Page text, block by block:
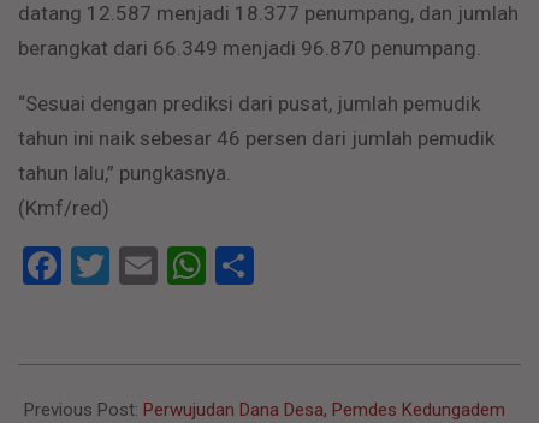
datang 12.587 menjadi 18.377 penumpang, dan jumlah
berangkat dari 66.349 menjadi 96.870 penumpang.
“Sesuai dengan prediksi dari pusat, jumlah pemudik
tahun ini naik sebesar 46 persen dari jumlah pemudik
tahun lalu,” pungkasnya.
(Kmf/red)
Facebook
Twitter
EmailWhatsApp
04-
Previous Post: Perwujudan Dana Desa, Pemdes Kedungadem